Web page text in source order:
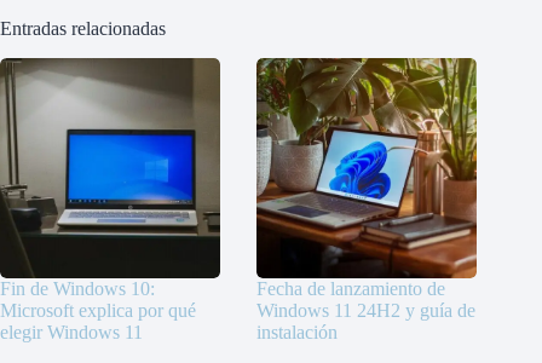
Entradas relacionadas
Fin de Windows 10:
Microsoft explica por qué
elegir Windows 11
Fecha de lanzamiento de
Windows 11 24H2 y guía de
instalación